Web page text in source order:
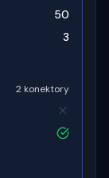
50
3
2 konektory